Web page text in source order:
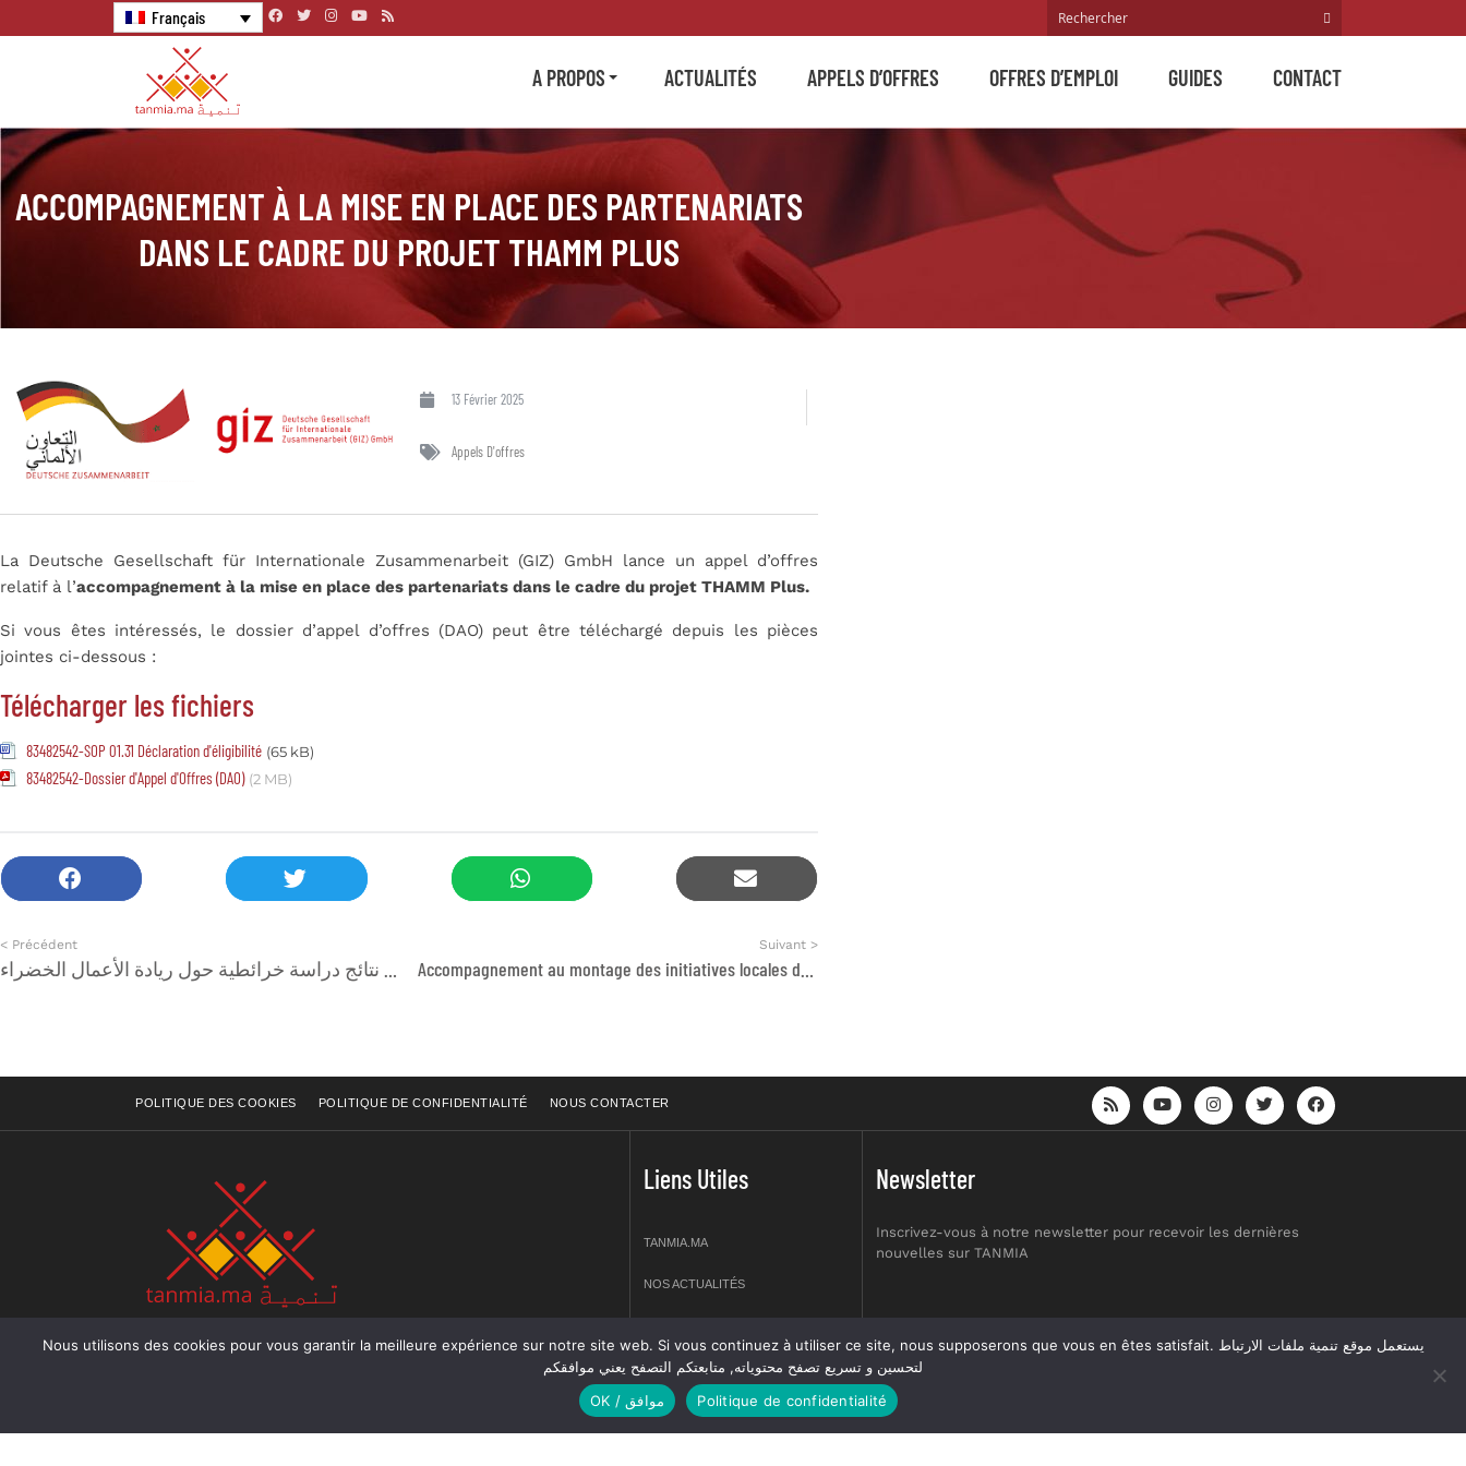
Français
A PROPOS ACTUALITÉS APPELS D’OFFRES OFFRES D’EMPLOI GUIDES CONTACT
ACCOMPAGNEMENT À LA MISE EN PLACE DES PARTENARIATS
DANS LE CADRE DU PROJET THAMM PLUS
13 Février 2025
Appels D'offres
La Deutsche Gesellschaft für Internationale Zusammenarbeit (GIZ) GmbH lance un appel d’offres
relatif à l’accompagnement à la mise en place des partenariats dans le cadre du projet THAMM Plus.
Si vous êtes intéressés, le dossier d’appel d’offres (DAO) peut être téléchargé depuis les pièces
jointes ci-dessous :
Télécharger les fichiers
83482542-SOP 01.31 Déclaration d'éligibilité (65 kB)
83482542-Dossier d'Appel d'Offres (DAO) (2 MB)
< Précédent Suivant >
POLITIQUE DES COOKIES POLITIQUE DE CONFIDENTIALITÉ NOUS CONTACTER
Rue Raiss Achour, Résidence Badr A, ler étage, Apprt NO 2,
Liens Utiles
TANMIA.MA
NOS ACTUALITÉS
OFFRES D’EMPLOI
GUIDES
Newsletter
Inscrivez-vous à notre newsletter pour recevoir les dernières
nouvelles sur TANMIA
Nous utilisons des cookies pour vous garantir la meilleure expérience sur notre site web. Si vous continuez à utiliser ce site, nous supposerons que vous en êtes satisfait. يستعمل موقع تنمية ملفات الارتباط
لتحسين و تسريع تصفح محتوياته, متابعتكم التصفح يعني موافقكم
OK / موافق
Politique de confidentialité